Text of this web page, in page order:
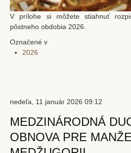
V prílohe si môžete stiahnuť
pôstneho obdobia 2026.
Označené v
2026
nedeľa, 11 január 2026 09:12
MEDZINÁRODNÁ
OBNOVA PRE